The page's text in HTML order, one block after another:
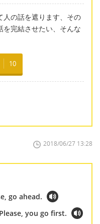
人の話を遮ります、その
完結させたい、そんな
10
2018/06/27 13:28
go ahead.
you go first.